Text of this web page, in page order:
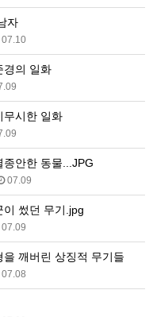
자
07.10
경의 일화
무시한 일화
안한 동물...JPG
07.09
이 썼던 무기.jpg
07.09
깨버린 상징적 무기들
07.08